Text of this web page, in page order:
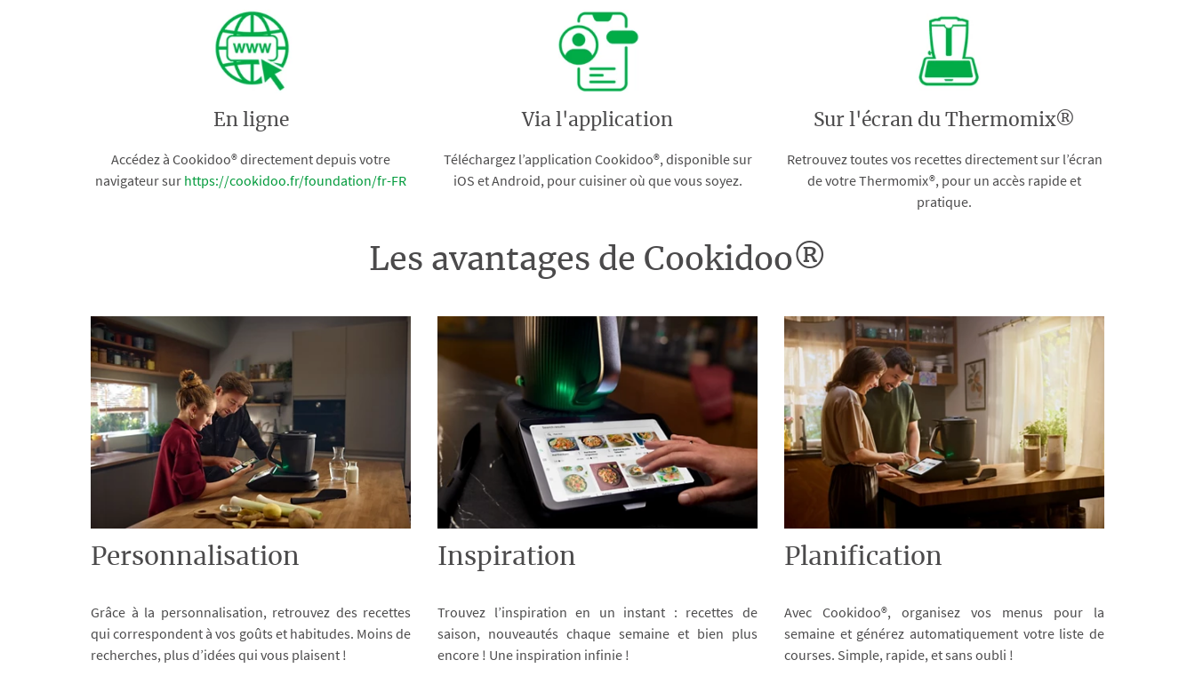
En ligne
Accédez à Cookidoo® directement depuis votre
navigateur sur https://cookidoo.fr/foundation/fr-FR
Via l'application
Téléchargez l’application Cookidoo®, disponible sur
iOS et Android, pour cuisiner où que vous soyez.
Sur l'écran du Thermomix®
Retrouvez toutes vos recettes directement sur l’écran
de votre Thermomix®, pour un accès rapide et
pratique.
Les avantages de Cookidoo®
Personnalisation
Grâce à la personnalisation, retrouvez des recettes
qui correspondent à vos goûts et habitudes. Moins de
recherches, plus d’idées qui vous plaisent !
Inspiration
Trouvez l’inspiration en un instant : recettes de
saison, nouveautés chaque semaine et bien plus
encore ! Une inspiration infinie !
Planification
Avec Cookidoo®, organisez vos menus pour la
semaine et générez automatiquement votre liste de
courses. Simple, rapide, et sans oubli !